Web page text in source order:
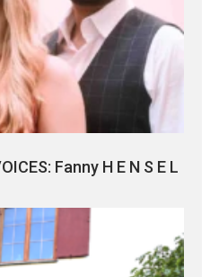
Fanny H E N S E L